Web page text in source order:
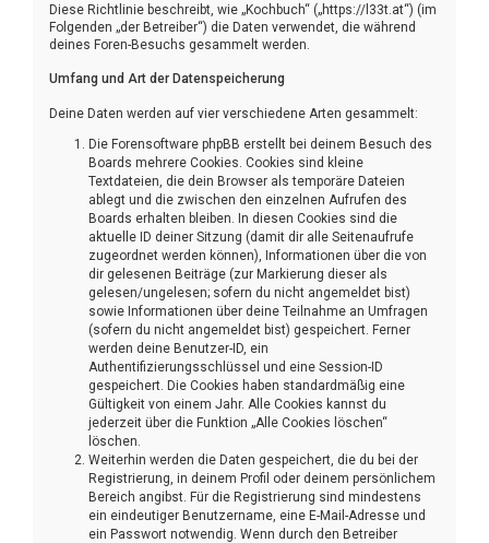
Diese Richtlinie beschreibt, wie „Kochbuch“ („https://l33t.at“) (im
Folgenden „der Betreiber“) die Daten verwendet, die während
deines Foren-Besuchs gesammelt werden.
Umfang und Art der Datenspeicherung
Deine Daten werden auf vier verschiedene Arten gesammelt:
Die Forensoftware phpBB erstellt bei deinem Besuch des
Boards mehrere Cookies. Cookies sind kleine
Textdateien, die dein Browser als temporäre Dateien
ablegt und die zwischen den einzelnen Aufrufen des
Boards erhalten bleiben. In diesen Cookies sind die
aktuelle ID deiner Sitzung (damit dir alle Seitenaufrufe
zugeordnet werden können), Informationen über die von
dir gelesenen Beiträge (zur Markierung dieser als
gelesen/ungelesen; sofern du nicht angemeldet bist)
sowie Informationen über deine Teilnahme an Umfragen
(sofern du nicht angemeldet bist) gespeichert. Ferner
werden deine Benutzer-ID, ein
Authentifizierungsschlüssel und eine Session-ID
gespeichert. Die Cookies haben standardmäßig eine
Gültigkeit von einem Jahr. Alle Cookies kannst du
jederzeit über die Funktion „Alle Cookies löschen“
löschen.
Weiterhin werden die Daten gespeichert, die du bei der
Registrierung, in deinem Profil oder deinem persönlichem
Bereich angibst. Für die Registrierung sind mindestens
ein eindeutiger Benutzername, eine E-Mail-Adresse und
ein Passwort notwendig. Wenn durch den Betreiber